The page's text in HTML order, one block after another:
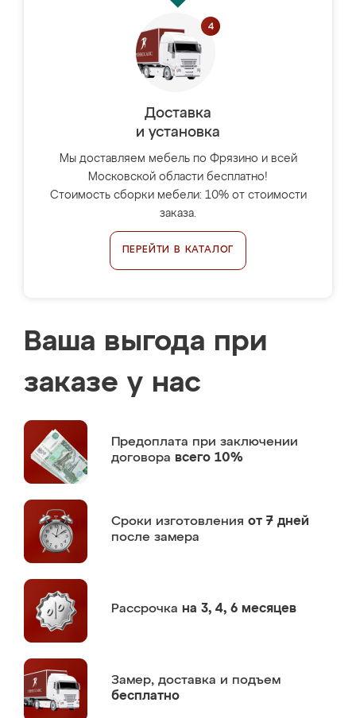
Доставка
и установка
Мы доставляем мебель по Фрязино и всей
Московской области бесплатно!
Стоимость сборки мебели: 10% от стоимости
заказа.
ПЕРЕЙТИ В КАТАЛОГ
Ваша выгода при
заказе у нас
Предоплата при заключении
договора всего 10%
Сроки изготовления от 7 дней
после замера
Рассрочка на 3, 4, 6 месяцев
Замер, доставка и подъем
бесплатно